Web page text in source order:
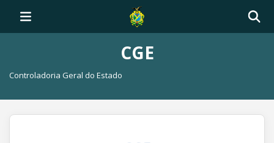
CGE
Controladoria Geral do Estado